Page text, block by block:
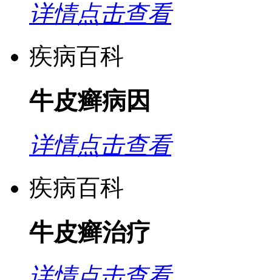
详情点击查看
疾病百科
牛皮癣病因
详情点击查看
疾病百科
牛皮癣治疗